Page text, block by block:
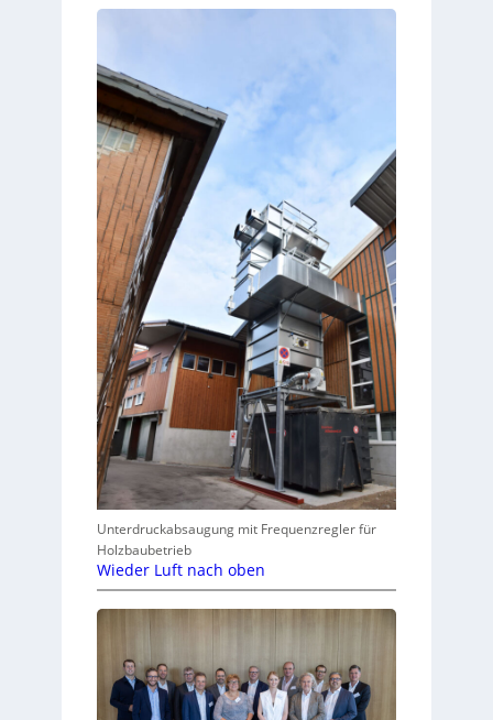
Unterdruckabsaugung mit Frequenzregler für
Holzbaubetrieb
Wieder Luft nach oben